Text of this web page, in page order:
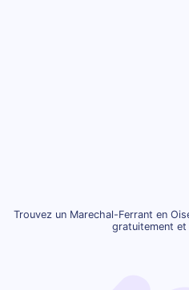
Trouvez un Marechal-Ferrant en
gratuitement et